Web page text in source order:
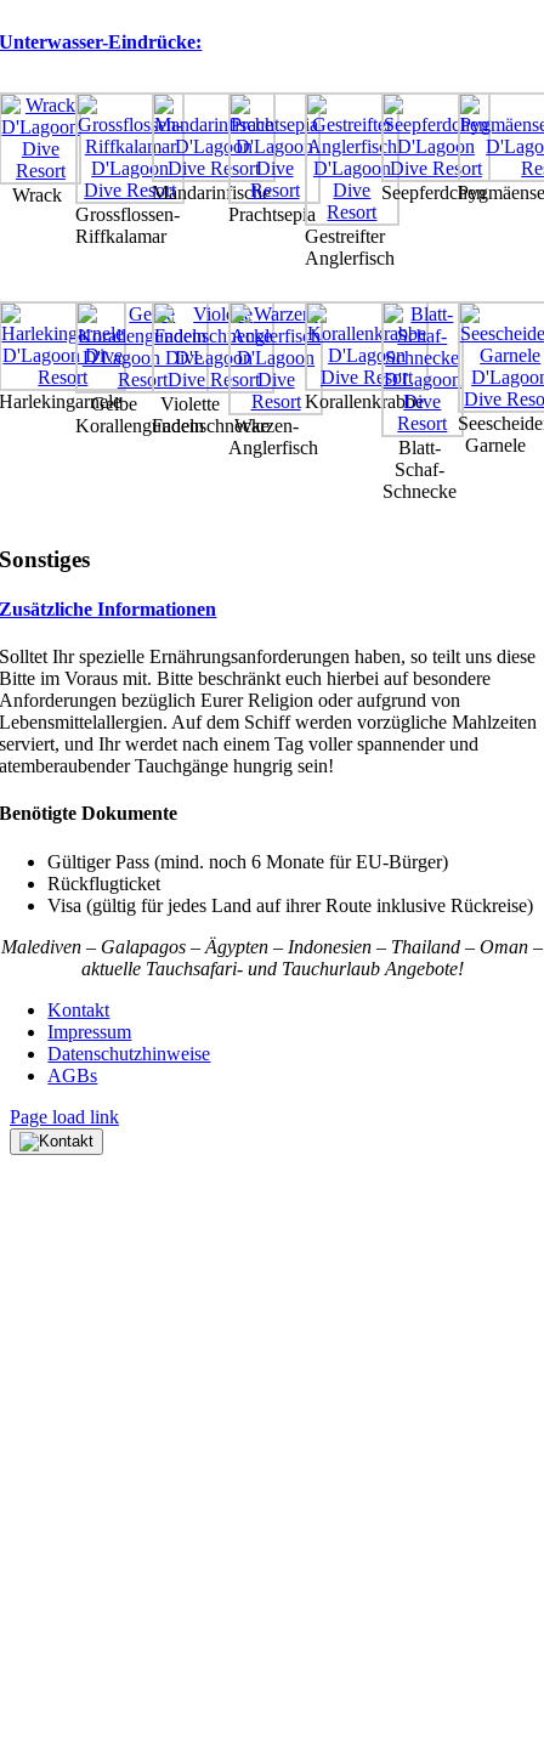
Unterwasser-Eindrücke:
Wrack
Grossflossen-
Riffkalamar
Mandarinfische
Prachtsepia
Gestreifter
Anglerfisch
Seepferdchen
Harlekingarnele
Gelbe
Korallengundeln
Violette
Fadenschnecke
Warzen-
Anglerfisch
Korallenkrabbe
Blatt-
Schaf-
Schnecke
Garnele
Sonstiges
Zusätzliche Informationen
Solltet Ihr spezielle Ernährungsanforderungen haben, so teilt uns diese
Bitte im Voraus mit. Bitte beschränkt euch hierbei auf besondere
Anforderungen bezüglich Eurer Religion oder aufgrund von
Lebensmittelallergien. Auf dem Schiff werden vorzügliche Mahlzeiten
serviert, und Ihr werdet nach einem Tag voller spannender und
atemberaubender Tauchgänge hungrig sein!
Benötigte Dokumente
Gültiger Pass (mind. noch 6 Monate für EU-Bürger)
Rückflugticket
Visa (gültig für jedes Land auf ihrer Route inklusive Rückreise)
Malediven – Galapagos – Ägypten – Indonesien – Thailand – Oman –
aktuelle Tauchsafari- und Tauchurlaub Angebote!
Kontakt
Impressum
Datenschutzhinweise
AGBs
Page load link